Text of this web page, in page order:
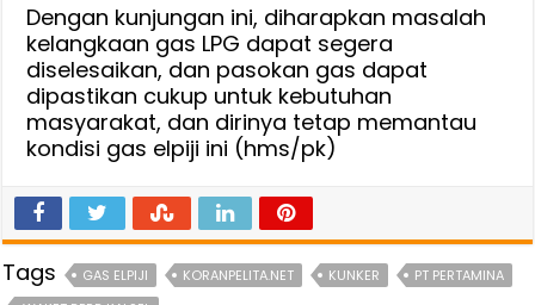
Dengan kunjungan ini, diharapkan masalah
kelangkaan gas LPG dapat segera
diselesaikan, dan pasokan gas dapat
dipastikan cukup untuk kebutuhan
masyarakat, dan dirinya tetap memantau
kondisi gas elpiji ini (hms/pk)
Tags GAS ELPIJI KORANPELITA.NET KUNKER
PT PERTAMINA